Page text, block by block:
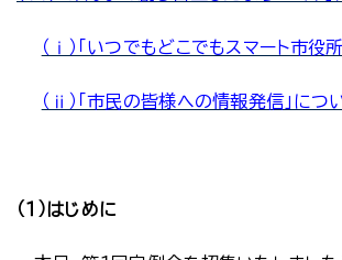
（ⅰ）「いつでもどこでもスマート市役
（ⅱ）「市民の皆様への情報発信」につ
（１）はじめに